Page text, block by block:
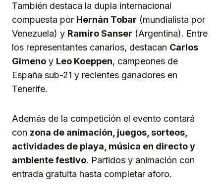
También destaca la dupla internacional
compuesta por Hernán Tobar (mundialista por
Venezuela) y Ramiro Sanser (Argentina). Entre
los representantes canarios, destacan Carlos
Gimeno y Leo Koeppen, campeones de
España sub-21 y recientes ganadores en
Tenerife.
Además de la competición el evento contará
con zona de animación, juegos, sorteos,
actividades de playa, música en directo y
ambiente festivo. Partidos y animación con
entrada gratuita hasta completar aforo.